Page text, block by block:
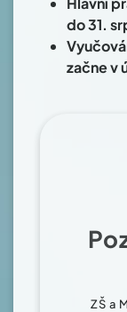
do 31.
začne v
ZŠ a